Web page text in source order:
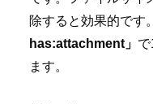
除すると効果的です。
has:attachment」
ます。